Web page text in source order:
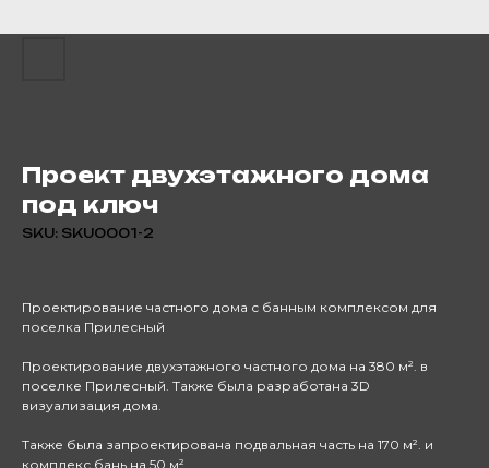
Проект двухэтажного дома
под ключ
SKU: SKU0001-2
Проектирование частного дома с банным комплексом для
поселка Прилесный
Проектирование двухэтажного частного дома на 380 м². в
поселке Прилесный. Также была разработана 3D
визуализация дома.
Также была запроектирована подвальная часть на 170 м². и
комплекс бань на 50 м².